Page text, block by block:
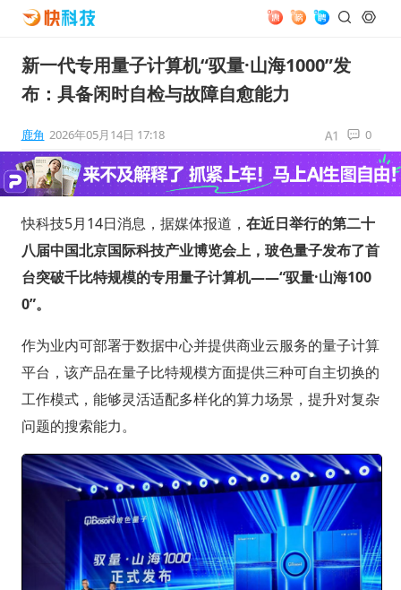
新一代专用量子计算机“驭量·山海1000”发
布：具备闲时自检与故障自愈能力
鹿角 2026年05月14日 17:18 0
快科技5月14日消息，据媒体报道， 在近日举行的第二十
八届中国北京国际科技产业博览会上，玻色量子发布了首
台突破千比特规模的专用量子计算机——“驭量·山海100
0”。
作为业内可部署于数据中心并提供商业云服务的量子计算
平台，该产品在量子比特规模方面提供三种可自主切换的
工作模式，能够灵活适配多样化的算力场景，提升对复杂
问题的搜索能力。